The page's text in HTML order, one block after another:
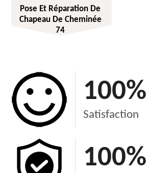
Pose Et Réparation De
Chapeau De Cheminée
74
100%
Satisfaction
100%